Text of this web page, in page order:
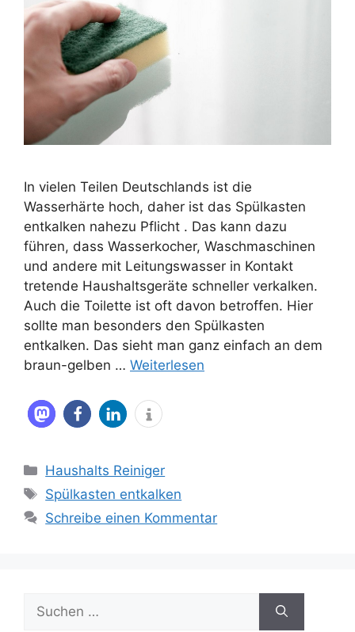
In vielen Teilen Deutschlands ist die
Wasserhärte hoch, daher ist das Spülkasten
entkalken nahezu Pflicht . Das kann dazu
führen, dass Wasserkocher, Waschmaschinen
und andere mit Leitungswasser in Kontakt
tretende Haushaltsgeräte schneller verkalken.
Auch die Toilette ist oft davon betroffen. Hier
sollte man besonders den Spülkasten
entkalken. Das sieht man ganz einfach an dem
braun-gelben … Weiterlesen
Kategorien
Haushalts Reiniger
Schlagwörter
Spülkasten entkalken
Schreibe einen Kommentar
nach: